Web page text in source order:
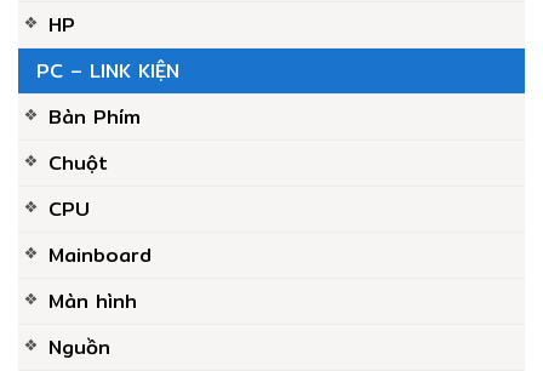
HP
PC – LINK KIỆN
Bàn Phím
Chuột
CPU
Mainboard
Màn hình
Nguồn